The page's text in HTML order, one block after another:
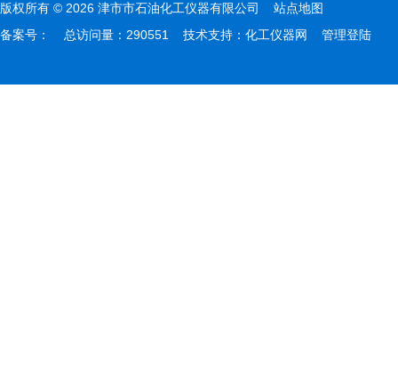
版权所有 © 2026 津市市石油化工仪器有限公司 站点地图
备案号：
总访问量：290551 技术支持： 化工仪器网 管理登陆